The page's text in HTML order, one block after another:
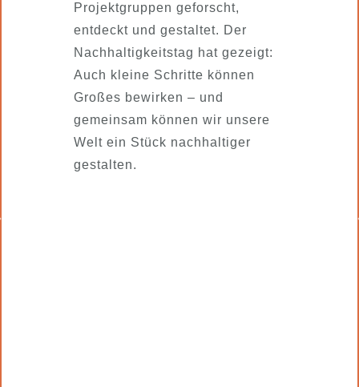
Projektgruppen geforscht,
entdeckt und gestaltet. Der
Nachhaltigkeitstag hat gezeigt:
Auch kleine Schritte können
Großes bewirken – und
gemeinsam können wir unsere
Welt ein Stück nachhaltiger
gestalten.